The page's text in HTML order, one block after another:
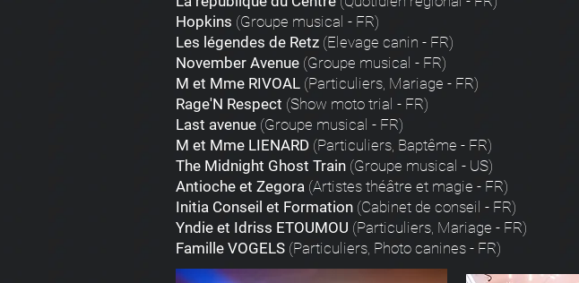
Hopkins (Groupe musical - FR)
Les légendes de Retz (Elevage canin - FR)
November Avenue (Groupe musical - FR)
M et Mme RIVOAL (Particuliers, Mariage - FR)
Rage'N Respect (Show moto trial - FR)
Last avenue (Groupe musical - FR)
M et Mme LIENARD (Particuliers, Baptême - FR)
The Midnight Ghost Train (Groupe musical - US)
Antioche et Zegora (Artistes théâtre et magie - FR)
Initia Conseil et Formation (Cabinet de conseil - FR)
Yndie et Idriss ETOUMOU (Particuliers, Mariage - FR)
Famille VOGELS (Particuliers, Photo canines - FR)